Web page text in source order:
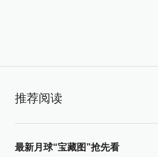
推荐阅读
最新月球“宝藏图”抢先看